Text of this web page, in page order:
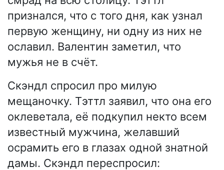
признался, что с того дня, как узнал
первую женщину, ни одну из них не
ославил. Валентин заметил, что
мужья не в счёт.
Скэндл спросил про милую
мещаночку. Тэттл заявил, что она его
оклеветала, её подкупил некто всем
известный мужчина, желавший
осрамить его в глазах одной знатной
дамы. Скэндл переспросил: